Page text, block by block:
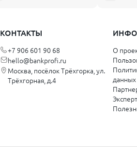
Ульяновская
Димитровград
Хабаровский
Хабаровск
КОНТАКТЫ
+7 906 601 90 68
hello@bankprofi.ru
Москва, посёлок Трёхгорка, ул.
Трёхгорная, д.4
О
данных